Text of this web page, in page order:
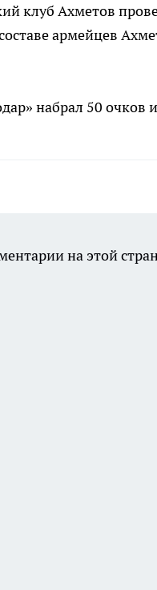
клуб Ахметов
армейцев
набрал 50 очков
на этой